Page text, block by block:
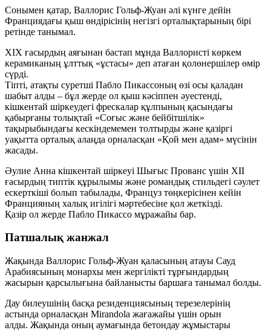
Сонымен қатар, Валлорис Гольф-Жуан әлі күнге дейін
Франциядағы қыш өндірісінің негізгі орталықтарының бірі
ретінде танымал.
XIX ғасырдың аяғынан бастап мұнда Валлористі көркем
керамиканың ұлттық «ұстасы» деп атаған қолөнершілер өмір
сүрді.
Тіпті, атақты суретші Пабло Пикассоның өзі осы қаладан
шабыт алды – бұл жерде ол қыш кәсіппен әуестенді,
кішкентай шіркеудегі фрескалар құлпының қасындағы
қабырғаны толықтай «Соғыс және бейбітшілік»
тақырыбындағы кескіндемемен толтырды және қазіргі
уақытта орталық алаңда орналасқан «Қой мен адам» мүсінін
жасады.
Әулие Анна кішкентай шіркеуі Шығыс Прованс үшін XII
ғасырдың типтік құрылымы және романдық стильдегі сәулет
ескерткіші болып табылады, Француз төңкерісінен кейін
Францияның халық игілігі мәртебесіне қол жеткізді.
Қазір ол жерде Пабло Пикассо мұражайы бар.
Патшалық жанжал
Жақында Валлорис Гольф-Жуан қаласының атауы Сауд
Арабиясының монархы мен жергілікті тұрғындардың
жасырын қарсылығына байланысты баршаға танымал болды.
Дау билеушінің басқа резиденциясының терезелерінің
астында орналасқан Mirandola жағажайы үшін орын
алды. Жақында оның аумағында бетондау жұмыстары